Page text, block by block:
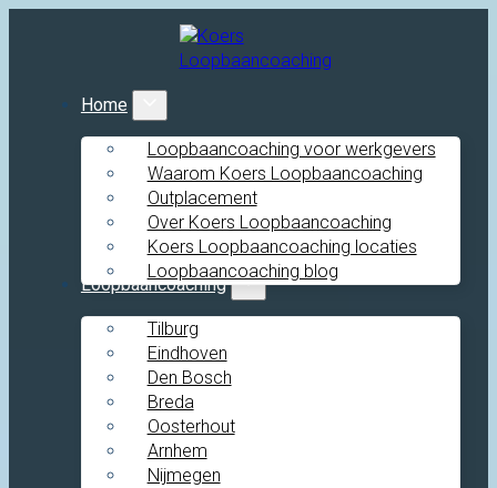
Home
Loopbaancoaching voor werkgevers
Waarom Koers Loopbaancoaching
Outplacement
Over Koers Loopbaancoaching
Koers Loopbaancoaching locaties
Loopbaancoaching blog
Loopbaancoaching
Tilburg
Eindhoven
Den Bosch
Breda
Oosterhout
Arnhem
Nijmegen